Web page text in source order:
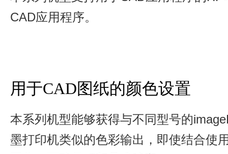
CAD应用程序。
用于CAD图纸的颜色设置
本系列机型能够获得与不同型号的
墨打印机类似的色彩输出，即使结合使